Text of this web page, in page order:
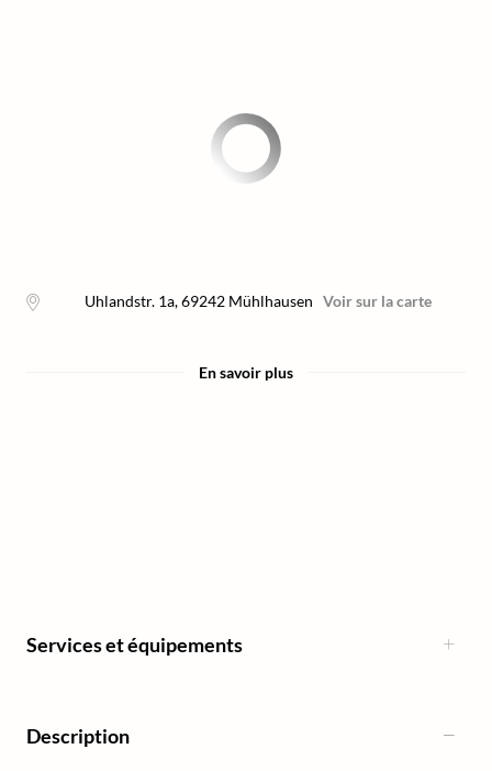
Uhlandstr. 1a,69242 Mühlhausen Voir sur la carte
En savoir plus
Services et équipements
Description